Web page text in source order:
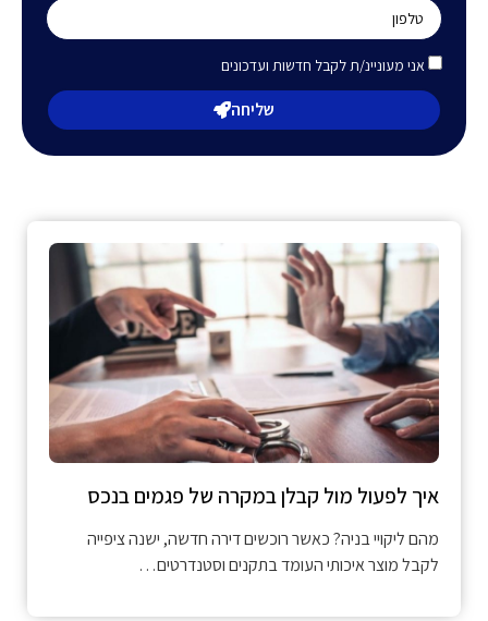
אני מעוניינ/ת לקבל חדשות ועדכונים
שליחה
איך לפעול מול קבלן במקרה של פגמים בנכס
מהם ליקויי בניה? כאשר רוכשים דירה חדשה, ישנה ציפייה
לקבל מוצר איכותי העומד בתקנים וסטנדרטים…